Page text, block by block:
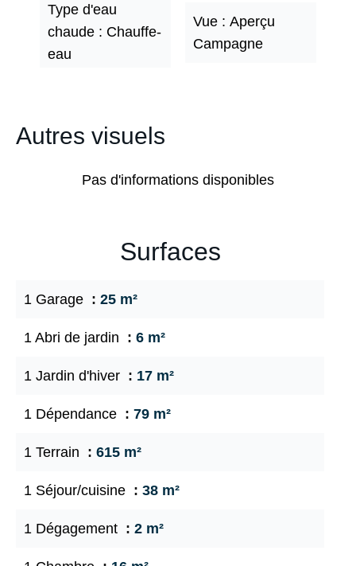
Type d'eau
chaude
Chauffe-
eau
Vue
Aperçu
Campagne
Autres visuels
Pas d'informations disponibles
Surfaces
1 Garage 25 m²
1 Abri de jardin 6 m²
1 Jardin d'hiver 17 m²
1 Dépendance 79 m²
1 Terrain 615 m²
1 Séjour/cuisine 38 m²
1 Dégagement 2 m²